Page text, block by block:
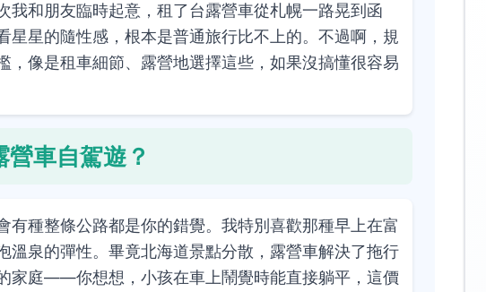
我和朋友臨時起意，租了台露營車從札幌一路晃到函
星星的隨性感，根本是普通旅行比不上的。不過啊，規
，像是租車細節、露營地選擇這些，如果沒搞懂很容易
車自駕遊？
有種整條公路都是你的錯覺。我特別喜歡那種早上在富
溫泉的彈性。畢竟北海道景點分散，露營車解決了拖行
家庭——你想想，小孩在車上鬧覺時能直接躺平，這價